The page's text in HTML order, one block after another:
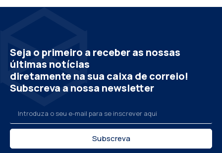
Seja o primeiro a receber as nossas
últimas notícias
diretamente na sua caixa de correio!
Subscreva a nossa newsletter
Subscreva